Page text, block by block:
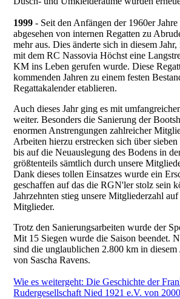
1999 - Seit den Anfängen der 1960er
abgesehen von internen Regatten zu
mehr aus. Dies änderte sich in diesem
mit dem RC Nassovia Höchst eine
KM ins Leben gerufen wurde. Diese
kommenden Jahren zu einem festen
Regattakalender etablieren.
Auch dieses Jahr ging es mit
weiter. Besonders die Sanierung der
enormen Anstrengungen zahlreicher
Arbeiten hierzu erstrecken sich über
bis auf die Neuauslegung des Bodens in
größtenteils sämtlich durch unsere
Dank dieses tollen Einsatzes wurde ein
geschaffen auf das die RGN'ler stolz sein
Jahrzehnten stieg unsere Mitgliederzahl
Mitglieder.
Trotz den Sanierungsarbeiten wurde der
Mit 15 Siegen wurde die Saison beendet.
sind die unglaublichen 2.800 km in diesem
von Sascha Ravens.
Wie es weitergeht: Die Geschichte der
Rudergesellschaft Nied 1921 e.V. von